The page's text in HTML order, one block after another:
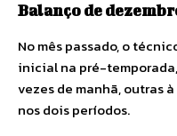
Balanço de
No mês passado, o
inicial na pré-temporada,
vezes de manhã, outras
nos dois períodos.